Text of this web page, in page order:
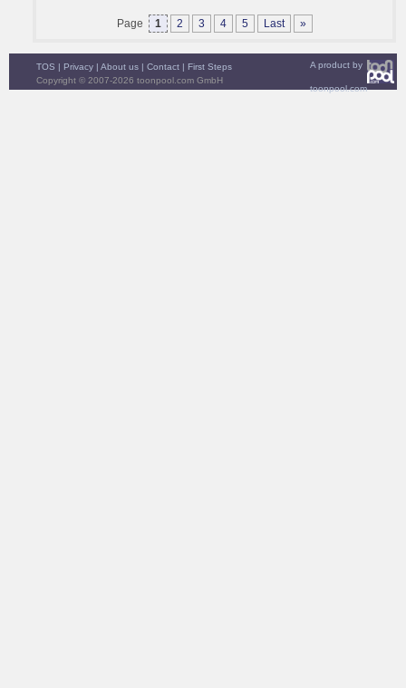
Page 1 2 3 4 5 Last »
A product by
toonpool.com
TOS | Privacy | About us | Contact | First Steps
Copyright © 2007-2026 toonpool.com GmbH